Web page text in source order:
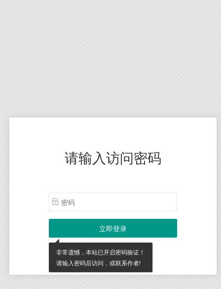
请输入访问密码

立即登录
非常遗憾，本站已开启密码验证！
请输入密码后访问，或联系作者!